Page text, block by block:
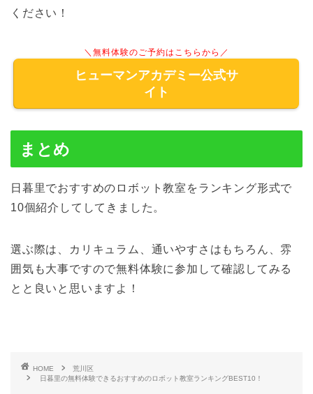
ください！
＼無料体験のご予約はこちらから／
ヒューマンアカデミー公式サ
イト
まとめ
日暮里でおすすめのロボット教室をランキング形式で
10個紹介してしてきました。
選ぶ際は、カリキュラム、通いやすさはもちろん、雰
囲気も大事ですので無料体験に参加して確認してみる
とと良いと思いますよ！
HOME
荒川区
日暮里の無料体験できるおすすめのロボット教室ランキングBEST10！